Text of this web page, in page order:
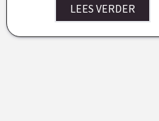
LEES VERDER